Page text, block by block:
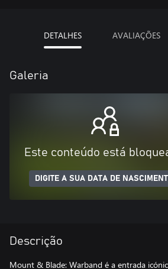
DETALHES AVALIAÇÕES
Galeria
Este conteúdo está
DIGITE A SUA DATA DE
Descrição
Mount & Blade: Warband é a entrada